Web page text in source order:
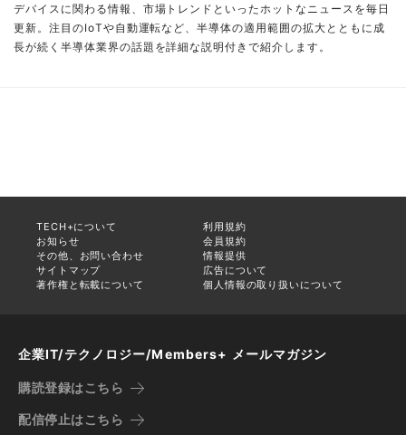
デバイスに関わる情報、市場トレンドといったホットなニュースを毎日
更新。注目のIoTや自動運転など、半導体の適用範囲の拡大とともに成
長が続く半導体業界の話題を詳細な説明付きで紹介します。
TECH+について
利用規約
お知らせ
会員規約
その他、お問い合わせ
情報提供
サイトマップ
広告について
著作権と転載について
個人情報の取り扱いについて
企業IT/テクノロジー/Members+ メールマガジン
購読登録はこちら
配信停止はこちら